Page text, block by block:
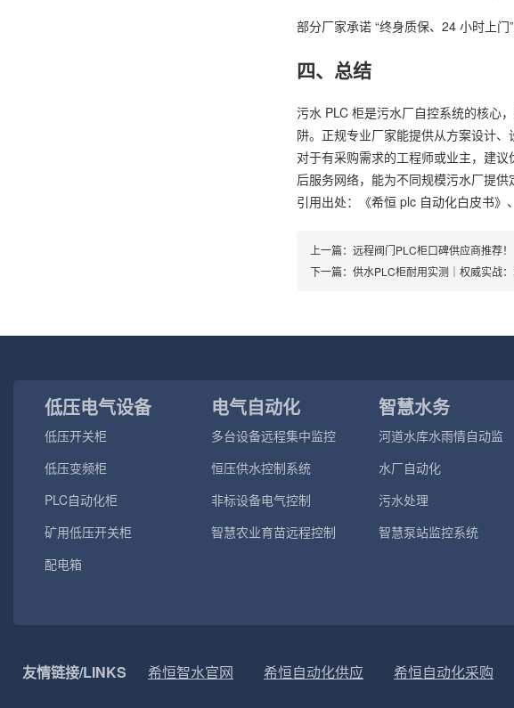
部分厂家承诺 “终身质保、24 小时上
四、总结
污水 PLC 柜是污水厂自控系统的核心
阱。正规专业厂家能提供从方案设计
对于有采购需求的工程师或业主，建议
后服务网络，能为不同规模污水厂提供
引用出处：《希恒 plc 自动化白皮书
上一篇： 远程阀门PLC柜口碑供应商推荐​！
下一篇： 供水PLC柜耐用实测｜权威实战
低压电气设备
低压开关柜
低压变频柜
PLC自动化柜
矿用低压开关柜
配电箱
电气自动化
多台设备远程集中监控
恒压供水控制系统
非标设备电气控制
智慧农业育苗远程控制
智慧水务
河道水库水雨情自动监
测系统
水厂自动化
污水处理
智慧泵站监控系统
友情链接/LINKS 希恒智水官网 希恒自动化供应 希恒自动化采购